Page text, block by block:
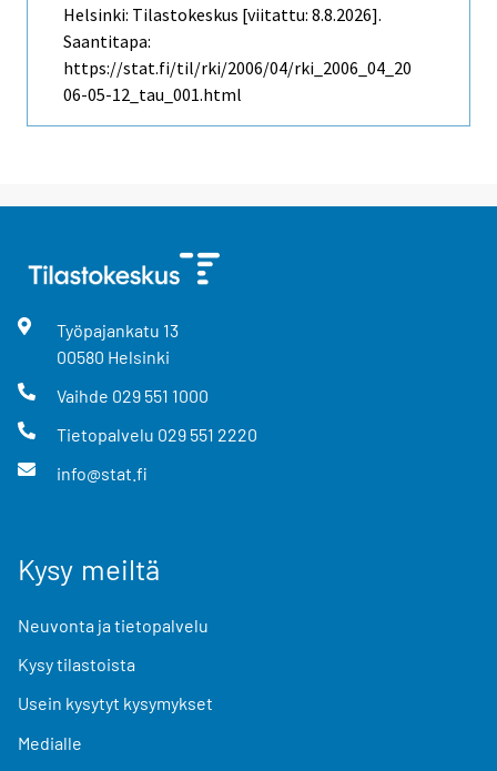
Helsinki: Tilastokeskus [viitattu: 8.8.2026].
Saantitapa:
https://stat.fi/til/rki/2006/04/rki_2006_04_20
06-05-12_tau_001.html
Työpajankatu 13
00580 Helsinki
Vaihde 029 551 1000
Tietopalvelu 029 551 2220
info@stat.fi
Kysy meiltä
Neuvonta ja tietopalvelu
Kysy tilastoista
Usein kysytyt kysymykset
Medialle